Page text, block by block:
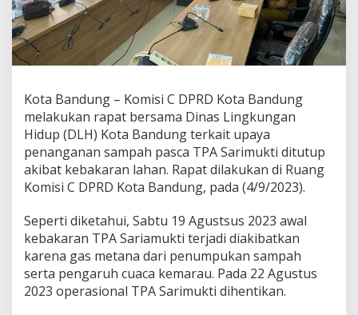
u
E
d
u
k
s
i
W
a
r
g
T
r
k
a
t
P
Kota Bandung – Komisi C DPRD Kota Bandung
melakukan rapat bersama Dinas Lingkungan
Hidup (DLH) Kota Bandung terkait upaya
penanganan sampah pasca TPA Sarimukti ditutup
akibat kebakaran lahan. Rapat dilakukan di Ruang
Komisi C DPRD Kota Bandung, pada (4/9/2023).
Seperti diketahui, Sabtu 19 Agustsus 2023 awal
kebakaran TPA Sariamukti terjadi diakibatkan
karena gas metana dari penumpukan sampah
serta pengaruh cuaca kemarau. Pada 22 Agustus
2023 operasional TPA Sarimukti dihentikan.